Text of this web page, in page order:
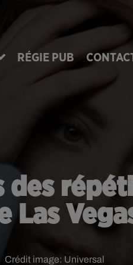
RÉGIE PUB
des
Las
Crédit image: Universal